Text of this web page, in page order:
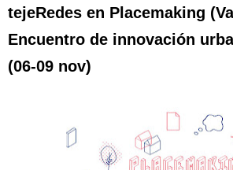
tejeRedes en Placemaking
Encuentro de innovación
(06-09 nov)